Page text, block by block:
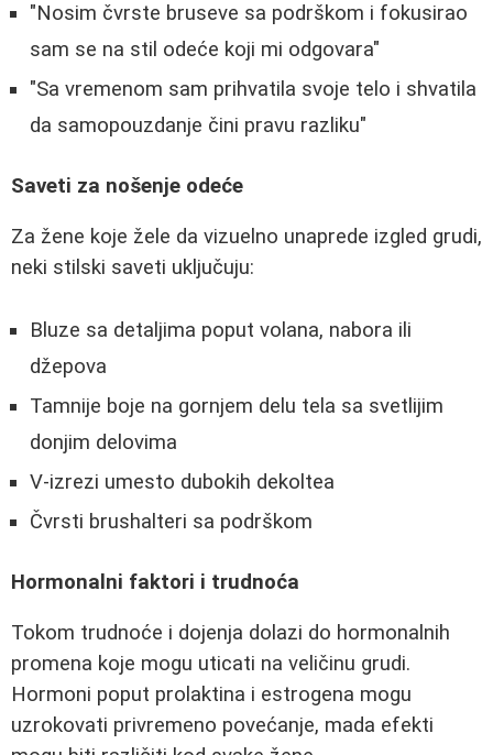
"Nosim čvrste bruseve sa podrškom i fokusirao
sam se na stil odeće koji mi odgovara"
"Sa vremenom sam prihvatila svoje telo i shvatila
da samopouzdanje čini pravu razliku"
Saveti za nošenje odeće
Za žene koje žele da vizuelno unaprede izgled grudi,
neki stilski saveti uključuju:
Bluze sa detaljima poput volana, nabora ili
džepova
Tamnije boje na gornjem delu tela sa svetlijim
donjim delovima
V-izrezi umesto dubokih dekoltea
Čvrsti brushalteri sa podrškom
Hormonalni faktori i trudnoća
Tokom trudnoće i dojenja dolazi do hormonalnih
promena koje mogu uticati na veličinu grudi.
Hormoni poput prolaktina i estrogena mogu
uzrokovati privremeno povećanje, mada efekti